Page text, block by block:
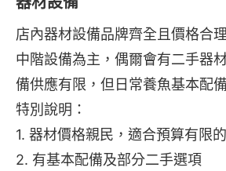
店內器材設備品牌齊全且價格合
中階設備為主，偶爾會有二手器
備供應有限，但日常養魚基本配
特別說明：
1. 器材價格親民，適合預算有限
2. 有基本配備及部分二手選項